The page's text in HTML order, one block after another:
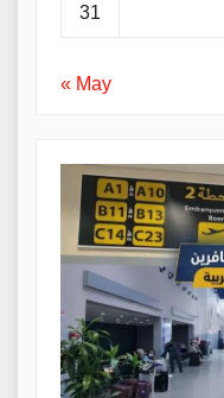
31
« May